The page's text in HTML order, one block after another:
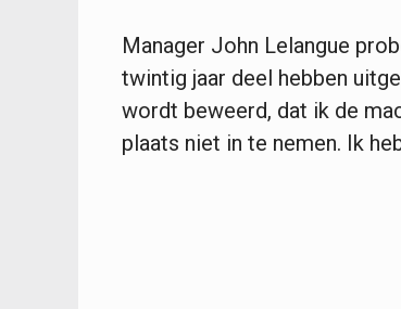
Manager John Lelangue
twintig jaar deel hebben
wordt beweerd, dat ik de
plaats niet in te nemen. Ik